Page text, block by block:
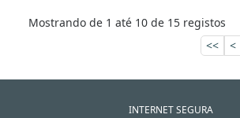
Mostrando de 1 até 10 de 15 registos
<<
<
INTERNET SEGURA